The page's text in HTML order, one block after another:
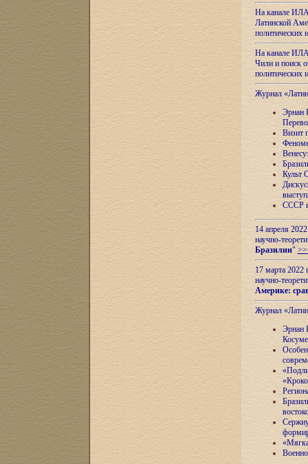
На канале
Латинской
На канале
Чили и поиск
Журнал
Эрнан
Визит
Культ
СССР и
14 апреля
научно-
Бразилии"
17 марта 2022
научно-
Америке:
Журнал
Эрнан